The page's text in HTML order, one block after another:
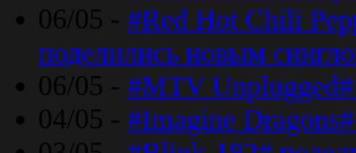
06/05 - #Red Hot Chili
поделились новым
06/05 - #MTV Unplugged#
04/05 - #Imagine